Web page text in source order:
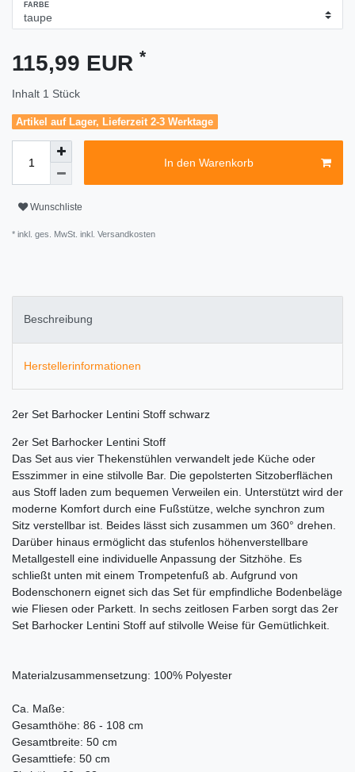
FARBE
115,99 EUR *
Inhalt 1 Stück
Artikel auf Lager, Lieferzeit 2-3 Werktage
In den Warenkorb
Wunschliste
* inkl. ges. MwSt. inkl. Versandkosten
Beschreibung
Herstellerinformationen
2er Set Barhocker Lentini Stoff schwarz
2er Set Barhocker Lentini Stoff
Das Set aus vier Thekenstühlen verwandelt jede Küche oder
Esszimmer in eine stilvolle Bar. Die gepolsterten Sitzoberflächen
aus Stoff laden zum bequemen Verweilen ein. Unterstützt wird der
moderne Komfort durch eine Fußstütze, welche synchron zum
Sitz verstellbar ist. Beides lässt sich zusammen um 360° drehen.
Darüber hinaus ermöglicht das stufenlos höhenverstellbare
Metallgestell eine individuelle Anpassung der Sitzhöhe. Es
schließt unten mit einem Trompetenfuß ab. Aufgrund von
Bodenschonern eignet sich das Set für empfindliche Bodenbeläge
wie Fliesen oder Parkett. In sechs zeitlosen Farben sorgt das 2er
Set Barhocker Lentini Stoff auf stilvolle Weise für Gemütlichkeit.
Materialzusammensetzung: 100% Polyester
Ca. Maße:
Gesamthöhe: 86 - 108 cm
Gesamtbreite: 50 cm
Gesamttiefe: 50 cm